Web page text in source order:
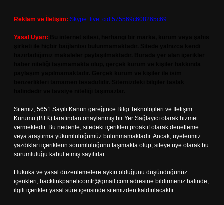
Reklam ve İletişim: Skype: live:.cid.575569c608265c69
Yasal Uyarı:
Sitemiz, 5651 Sayılı Kanun gereğince Bilgi Teknolojileri ve İletişim
Kurumu (BTK) tarafından onaylanmış bir Yer Sağlayıcı olarak hizmet
vermektedir. Bu nedenle, sitedeki içerikleri proaktif olarak denetleme
veya araştırma yükümlülüğümüz bulunmamaktadır. Ancak, üyelerimiz
yazdıkları içeriklerin sorumluluğunu taşımakta olup, siteye üye olarak bu
sorumluluğu kabul etmiş sayılırlar.
Hukuka ve yasal düzenlemelere aykırı olduğunu düşündüğünüz
içerikleri, backlinkpanelicomtr@gmail.com adresine bildirmeniz halinde,
ilgili içerikler yasal süre içerisinde sitemizden kaldırılacaktır.